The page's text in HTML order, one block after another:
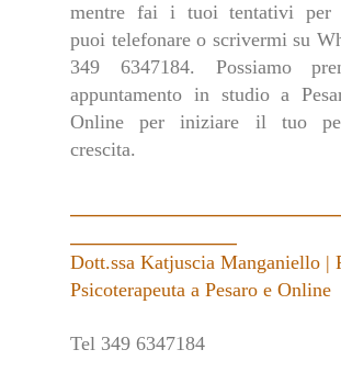
mentre fai i tuoi tentativi per
puoi telefonare o scrivermi su
349 6347184. Possiamo
appuntamento in studio a
Online per iniziare il tuo
crescita.
Dott.ssa Katjuscia Manganiello |
Psicoterapeuta a Pesaro e Online
Tel 349 6347184